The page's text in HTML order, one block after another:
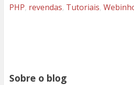
PHP, revendas, Tutoriais,
Sobre o blog